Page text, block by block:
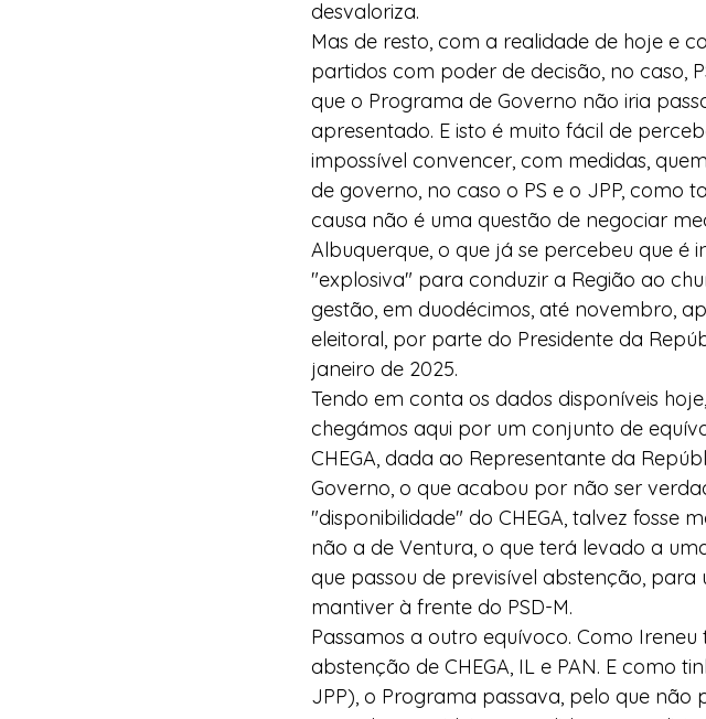
desvaloriza.
Mas de resto, com a realidade de hoje e
partidos com poder de decisão, no caso,
que o Programa de Governo não iria
apresentado. E isto é muito fácil de
impossível convencer, com medidas,
de governo, no caso o PS e o JPP, como
causa não é uma questão de negociar
Albuquerque, o que já se percebeu que é
"explosiva" para conduzir a Região ao
gestão, em duodécimos, até novembro,
eleitoral, por parte do Presidente da
janeiro de 2025.
Tendo em conta os dados disponíveis
chegámos aqui por um conjunto de
CHEGA, dada ao Representante da
Governo, o que acabou por não ser
"disponibilidade" do CHEGA, talvez fosse
não a de Ventura, o que terá levado a
que passou de previsível abstenção,
mantiver à frente do PSD-M.
Passamos a outro equívoco. Como
abstenção de CHEGA, IL e PAN. E como
JPP), o Programa passava, pelo que não